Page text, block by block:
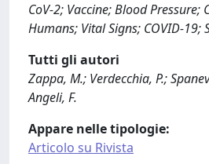
CoV-2; Vaccine; Blood Pressure;
Humans; Vital Signs; COVID-19;
Tutti gli autori
Zappa, M.; Verdecchia, P.;
Angeli, F.
Appare nelle tipologie:
Articolo su Rivista